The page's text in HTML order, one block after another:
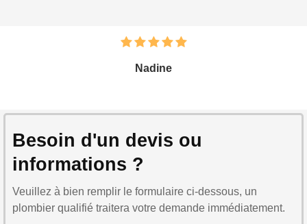
Nadine
Besoin d'un devis ou
informations ?
Veuillez à bien remplir le formulaire ci-dessous, un
plombier qualifié traitera votre demande immédiatement.